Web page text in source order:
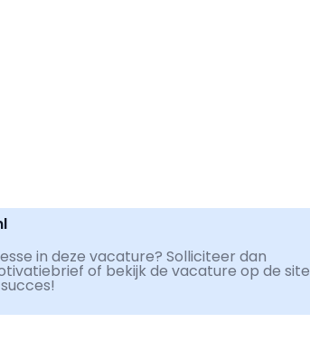
in deze vacature? Solliciteer dan
of bekijk de vacature op de site